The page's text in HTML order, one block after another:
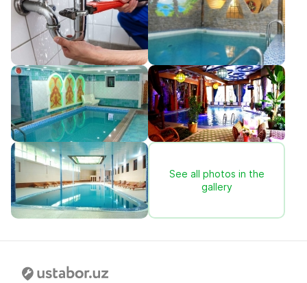
See all photos in the
gallery